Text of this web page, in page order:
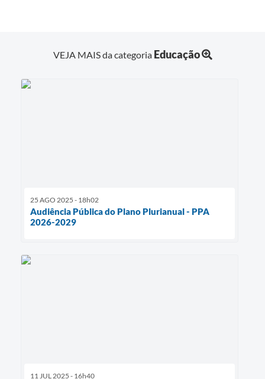
VEJA MAIS da categoria Educação
25 AGO 2025 - 18h02
Audiência Pública do Plano Plurianual - PPA
2026-2029
11 JUL 2025 - 16h40